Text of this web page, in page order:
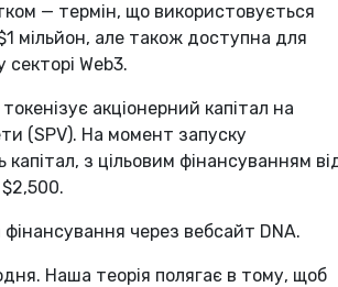
— термін, що використовується
мільйон, але також доступна для
Web3.
акціонерний капітал на
(SPV). На момент запуску
з цільовим фінансуванням
через вебсайт DNA.
Наша теорія полягає в тому, щоб